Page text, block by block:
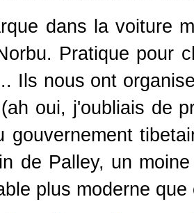
dans la voiture
Pratique pour
Ils nous ont
oui, j'oubliais de
gouvernement
de Palley, un
plus moderne